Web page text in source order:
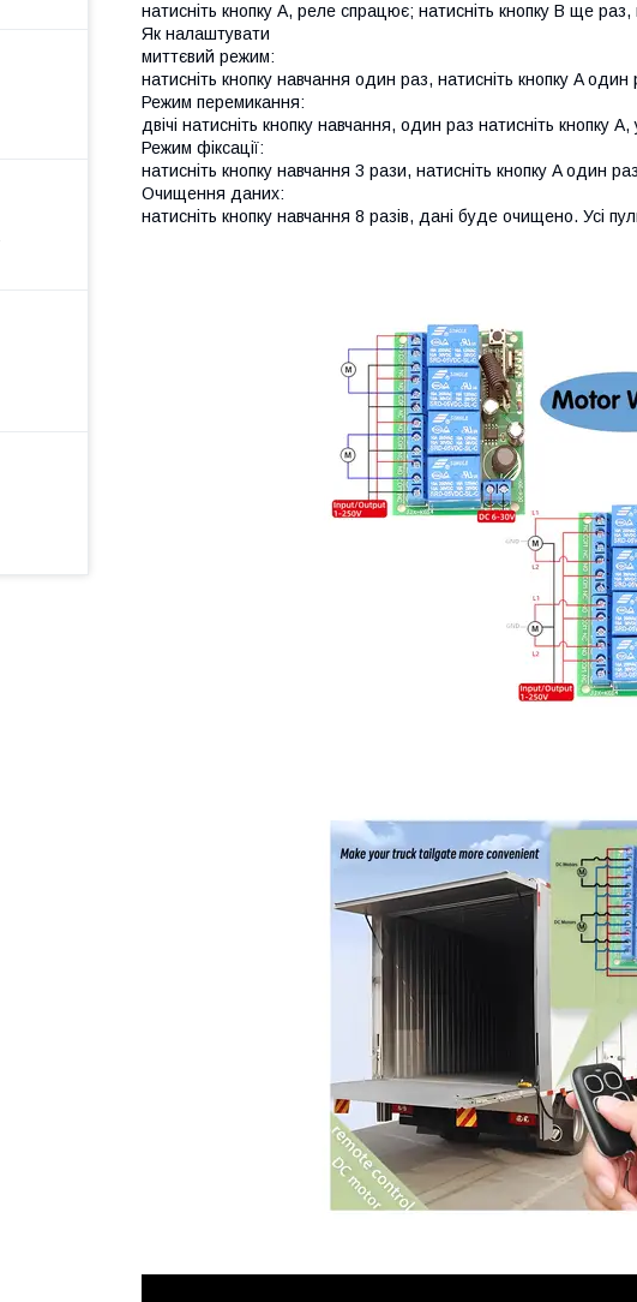
натисніть кнопку A, реле спрацює; натисніть кнопку B ще
Як налаштувати
миттєвий режим:
натисніть кнопку навчання один раз, натисніть кнопку A один
Режим перемикання:
двічі натисніть кнопку навчання, один раз натисніть кнопку A,
Режим фіксації:
натисніть кнопку навчання 3 рази, натисніть кнопку A один
Очищення даних:
натисніть кнопку навчання 8 разів, дані буде очищено. Усі